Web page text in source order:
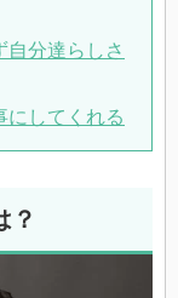
自分達らしさ
にしてくれる
？